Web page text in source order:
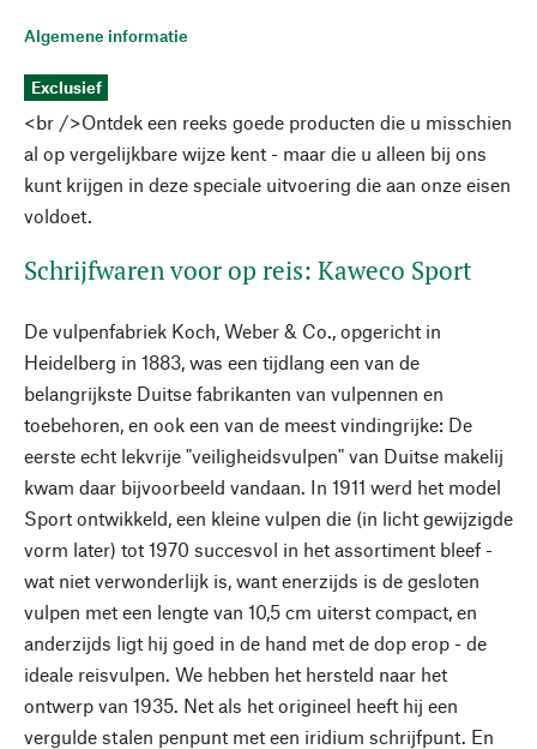
Algemene informatie
Exclusief
<br />Ontdek een reeks goede producten die u misschien
al op vergelijkbare wijze kent - maar die u alleen bij ons
kunt krijgen in deze speciale uitvoering die aan onze eisen
voldoet.
Schrijfwaren voor op reis: Kaweco Sport
De vulpenfabriek Koch, Weber & Co., opgericht in
Heidelberg in 1883, was een tijdlang een van de
belangrijkste Duitse fabrikanten van vulpennen en
toebehoren, en ook een van de meest vindingrijke: De
eerste echt lekvrije "veiligheidsvulpen" van Duitse makelij
kwam daar bijvoorbeeld vandaan. In 1911 werd het model
Sport ontwikkeld, een kleine vulpen die (in licht gewijzigde
vorm later) tot 1970 succesvol in het assortiment bleef -
wat niet verwonderlijk is, want enerzijds is de gesloten
vulpen met een lengte van 10,5 cm uiterst compact, en
anderzijds ligt hij goed in de hand met de dop erop - de
ideale reisvulpen. We hebben het hersteld naar het
ontwerp van 1935. Net als het origineel heeft hij een
vergulde stalen penpunt met een iridium schrijfpunt. En